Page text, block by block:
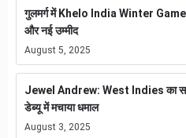
गुलमर्ग में Khelo India Winter
और नई उम्मीद
August 5, 2025
Jewel Andrew: West Indies का
डेब्यू में मचाया धमाल
August 3, 2025